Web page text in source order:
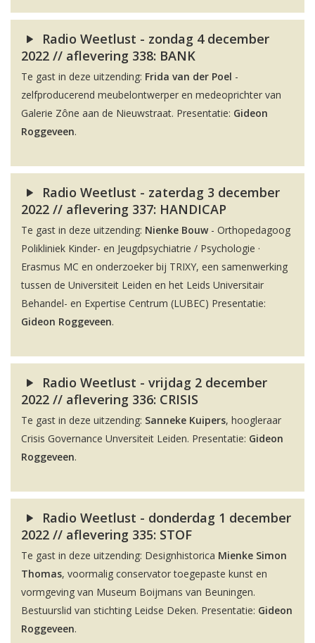
Radio Weetlust - zondag 4 december
2022 // aflevering 338: BANK
Te gast in deze uitzending: Frida van der Poel -
zelfproducerend meubelontwerper en medeoprichter van
Galerie Zône aan de Nieuwstraat. Presentatie: Gideon
Roggeveen.
Radio Weetlust - zaterdag 3 december
2022 // aflevering 337: HANDICAP
Te gast in deze uitzending: Nienke Bouw- Orthopedagoog
Polikliniek Kinder- en Jeugdpsychiatrie / Psychologie ·
Erasmus MC en onderzoeker bij TRIXY, een samenwerking
tussen de Universiteit Leiden en het Leids Universitair
Behandel- en Expertise Centrum (LUBEC) Presentatie:
Gideon Roggeveen.
Radio Weetlust - vrijdag 2 december
2022 // aflevering 336: CRISIS
Te gast in deze uitzending: Sanneke Kuipers, hoogleraar
Crisis Governance Unversiteit Leiden. Presentatie: Gideon
Roggeveen.
Radio Weetlust - donderdag 1 december
2022 // aflevering 335: STOF
Te gast in deze uitzending: Designhistorica Mienke Simon
Thomas, voormalig conservator toegepaste kunst en
vormgeving van Museum Boijmans van Beuningen.
Bestuurslid van stichting Leidse Deken. Presentatie: Gideon
Roggeveen.